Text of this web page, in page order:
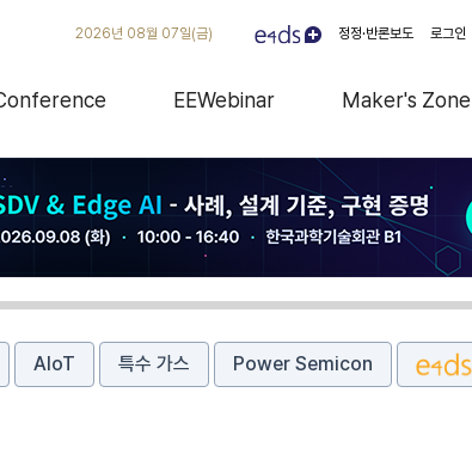
2026년 08월 07일(금) 정정·반론보도 로그인
EEWebinar Maker's Zone
AIoT 특수 가스 Power Semicon